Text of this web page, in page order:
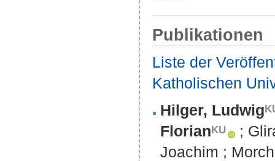
Publikationen
Liste der
Katholischen
Hilger, Ludwig
Florian
;
Joachim ;